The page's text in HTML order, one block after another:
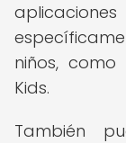
niños, como
Kids.
También